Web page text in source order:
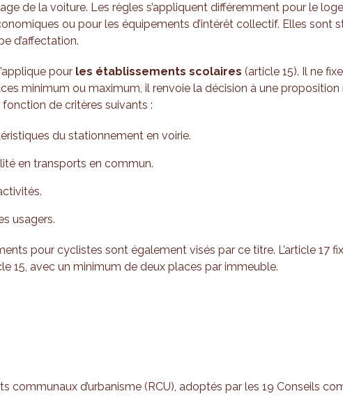
de la voiture. Les règles s’appliquent différemment pour le
ou pour les équipements d’intérêt collectif. Elles sont
d’affectation.
pour les établissements scolaires (article 15). Il ne
minimum ou maximum, il renvoie la décision à une
de critères suivants :
du stationnement en voirie.
en transports en commun.
usagers.
pour cyclistes sont également visés par ce titre. L’article 17
15, avec un minimum de deux places par immeuble.
communaux d’urbanisme (RCU), adoptés par les 19 Conseils